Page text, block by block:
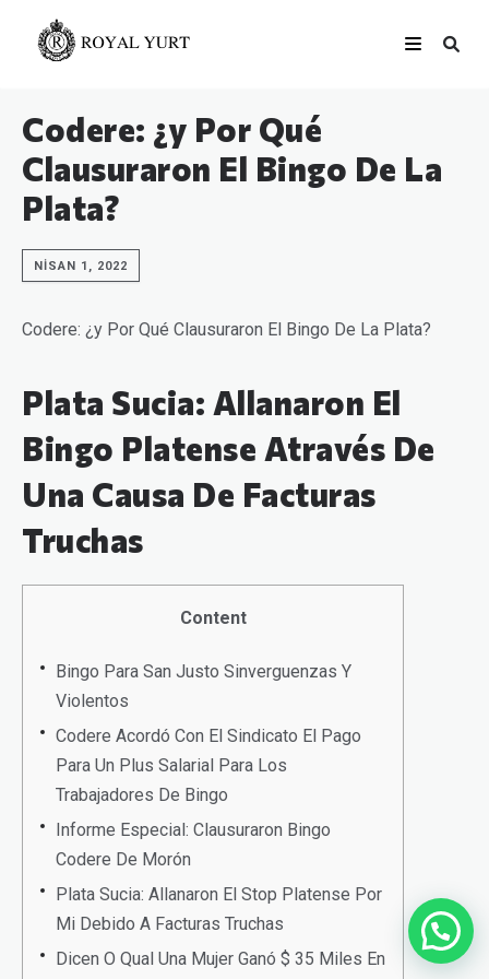
Codere: ¿y Por Qué
Clausuraron El Bingo De La
Plata?
NISAN 1, 2022
Codere: ¿y Por Qué Clausuraron El Bingo De La Plata?
Plata Sucia: Allanaron El
Bingo Platense Através De
Una Causa De Facturas
Truchas
Content
Bingo Para San Justo Sinverguenzas Y
Violentos
Codere Acordó Con El Sindicato El Pago
Para Un Plus Salarial Para Los
Trabajadores De Bingo
Informe Especial: Clausuraron Bingo
Codere De Morón
Plata Sucia: Allanaron El Stop Platense Por
Mi Debido A Facturas Truchas
Dicen O Qual Una Mujer Ganó $ 35 Miles En